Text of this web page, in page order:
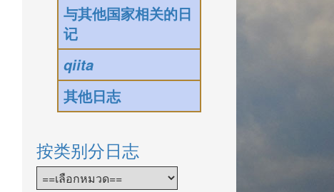
与其他国家相关的日
记
qiita
其他日志
按类别分日志